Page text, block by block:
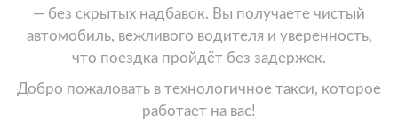
— без скрытых надбавок. Вы получаете чистый
автомобиль, вежливого водителя и уверенность,
что поездка пройдёт без задержек.
Добро пожаловать в технологичное такси, которое
работает на вас!